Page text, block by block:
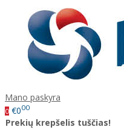
Mano paskyra
0 €000
Prekių krepšelis tuščias!